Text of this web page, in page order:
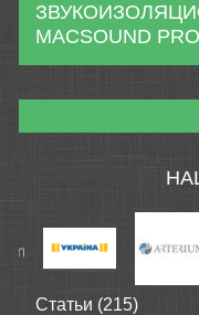
MACSOUND
Статьи (215)